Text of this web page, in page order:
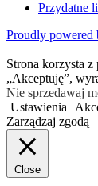
Przydatne
Proudly powered
Strona korzysta
„Akceptuję”,
Nie sprzedawaj
Ustawienia
Zarządzaj zgodą
Close